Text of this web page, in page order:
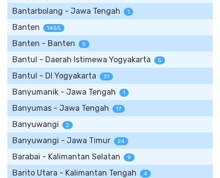
Bantarbolang - Jawa Tengah 1
Banten 1455
Banten - Banten 5
Bantul - Daerah Istimewa Yogyakarta 5
Bantul - DI Yogyakarta 31
Banyumanik - Jawa Tengah 1
Banyumas - Jawa Tengah 17
Banyuwangi 2
Banyuwangi - Jawa Timur 24
Barabai - Kalimantan Selatan 9
Barito Utara - Kalimantan Tengah 4